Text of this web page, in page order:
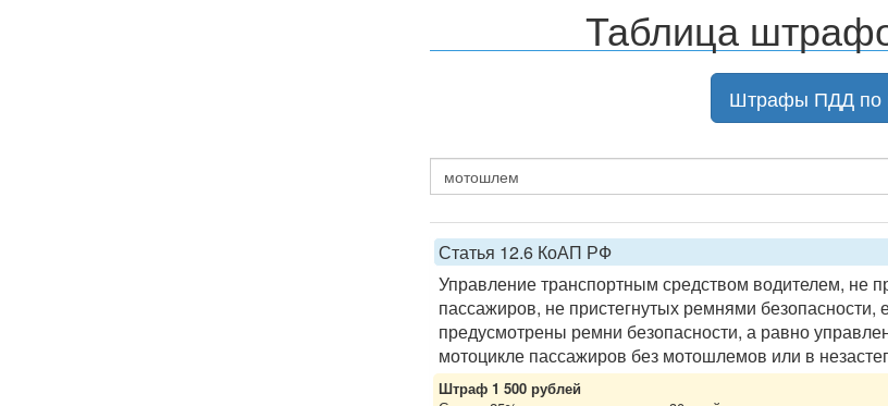
Таблица
Штрафы ПДД по
Статья 12.6 КоАП РФ
Управление транспортным средством водителем, не
пассажиров, не пристегнутых ремнями безопасности,
предусмотрены ремни безопасности, а равно
мотоцикле пассажиров без мотошлемов или в
Штраф 1 500 рублей